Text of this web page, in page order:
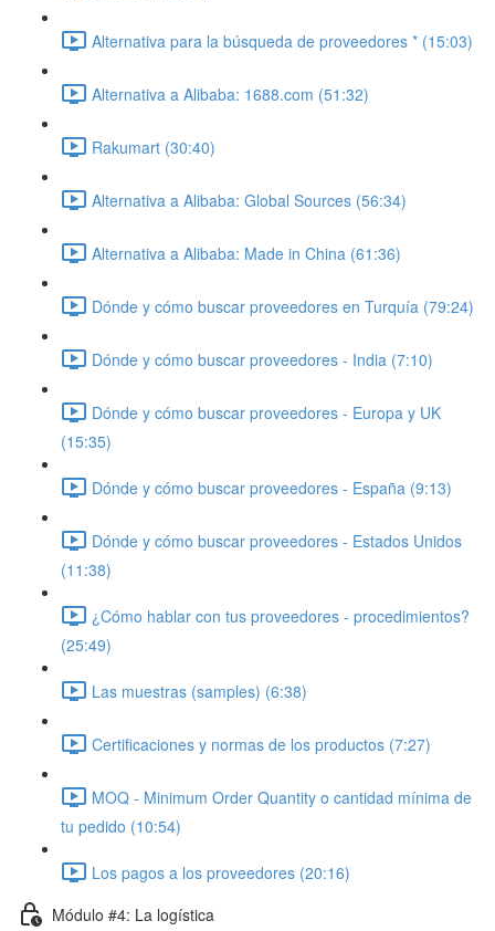
Alternativa para la búsqueda de proveedores * (15:03)
Alternativa a Alibaba: 1688.com (51:32)
Rakumart (30:40)
Alternativa a Alibaba: Global Sources (56:34)
Alternativa a Alibaba: Made in China (61:36)
Dónde y cómo buscar proveedores en Turquía (79:24)
Dónde y cómo buscar proveedores - India (7:10)
Dónde y cómo buscar proveedores - Europa y UK
(15:35)
Dónde y cómo buscar proveedores - España (9:13)
Dónde y cómo buscar proveedores - Estados Unidos
(11:38)
¿Cómo hablar con tus proveedores - procedimientos?
(25:49)
Las muestras (samples) (6:38)
Certificaciones y normas de los productos (7:27)
MOQ - Minimum Order Quantity o cantidad mínima de
tu pedido (10:54)
Los pagos a los proveedores (20:16)
Módulo #4: La logística